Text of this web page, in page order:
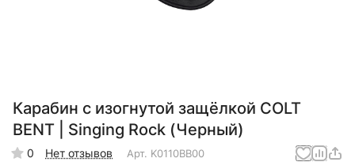
Карабин с изогнутой защёлкой COLT
BENT | Singing Rock (Черный)
0 Нет отзывов Арт. K0110BB00